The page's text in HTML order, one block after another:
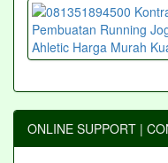
ONLINE SUPPORT |